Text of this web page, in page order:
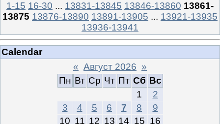
1-15 16-30 ... 13831-13845 13846-13860 13861-
13875 13876-13890 13891-13905 ... 13921-13935
13936-13941
Calendar
« Август 2026 »
Пн Вт Ср Чт Пт Сб Вс
1
2
3
4 5 6 7 8
9
10 11 12 13 14 15 16